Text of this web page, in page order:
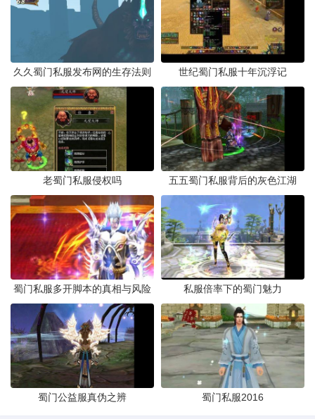
久久蜀门私服发布网的生存法则 世纪蜀门私服十年沉浮记
老蜀门私服侵权吗 五五蜀门私服背后的灰色江湖
蜀门私服多开脚本的真相与风险 私服倍率下的蜀门魅力
蜀门公益服真伪之辨 蜀门私服2016